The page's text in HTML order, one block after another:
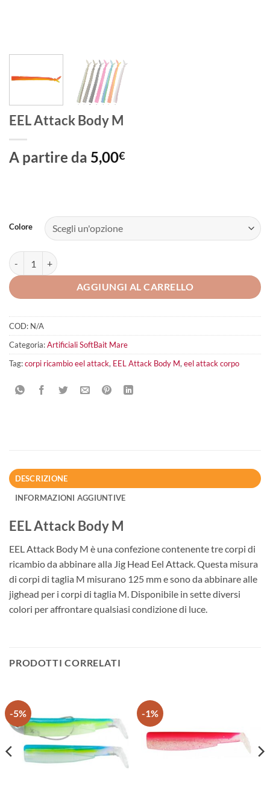
EEL Attack Body M
A partire da 5,00€
Colore
EEL Attack Body M quantità
AGGIUNGI AL CARRELLO
COD: N/A
Categoria:Artificiali SoftBait Mare
Tag:corpi ricambio eel attack, EEL Attack Body M, eel attack corpo
DESCRIZIONE
INFORMAZIONI AGGIUNTIVE
EEL Attack Body M
EEL Attack Body M è una confezione contenente tre corpi di
ricambio da abbinare alla Jig Head Eel Attack. Questa misura
di corpi di taglia M misurano 125 mm e sono da abbinare alle
jighead per i corpi di taglia M. Disponibile in sette diversi
colori per affrontare qualsiasi condizione di luce.
PRODOTTI CORRELATI
-5% -1%